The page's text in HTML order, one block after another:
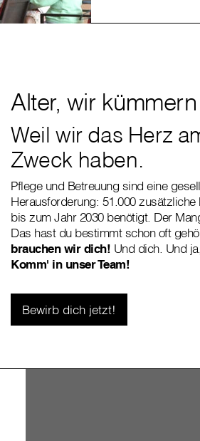
Alter, wir
Weil wir das Herz
Zweck haben.
Pflege und Betreuung sind eine
Herausforderung: 51.000 zusätzliche
bis zum Jahr 2030 benötigt. Der
Das hast du bestimmt schon oft
brauchen wir dich! Und dich. Und
Komm' in unser Team!
Bewirb dich jetzt!